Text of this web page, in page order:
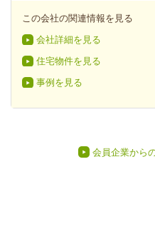
この会社の関連情報を見る
会社詳細を見る
住宅物件を見る
事例を見る
会員企業から